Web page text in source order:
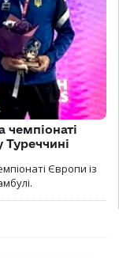
Туреччині
Європи із